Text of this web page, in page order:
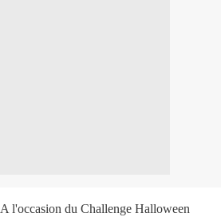
A l'occasion du Challenge Halloween